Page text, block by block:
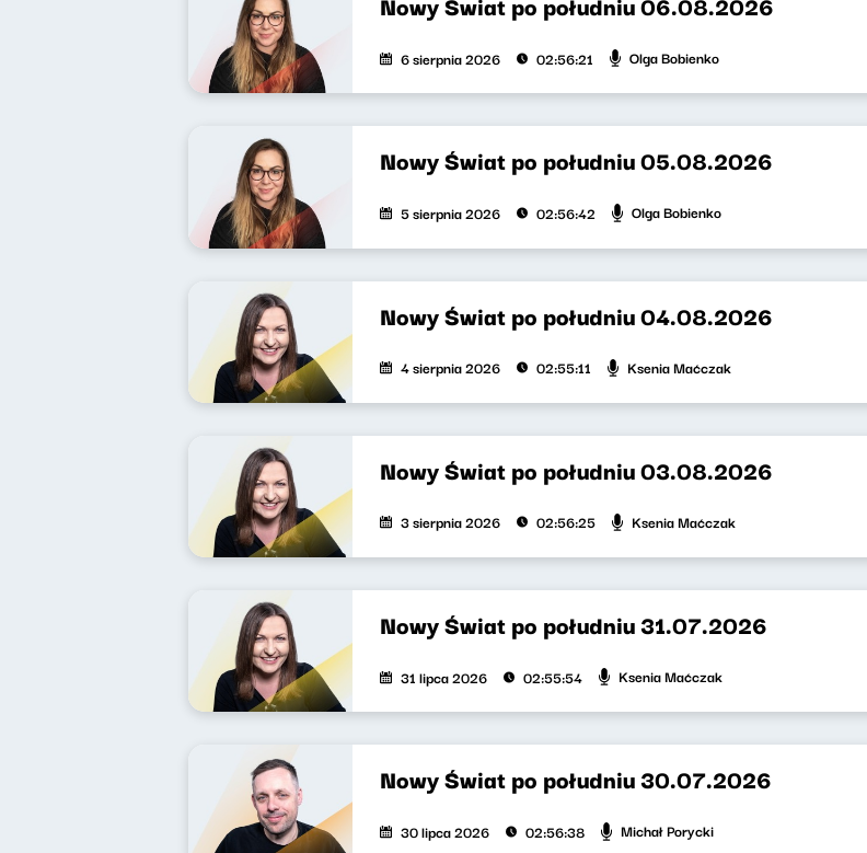
6 sierpnia 2026 02:56:21 Olga Bobienko
Nowy Świat po południu 05.08.2026
5 sierpnia 2026 02:56:42 Olga Bobienko
Nowy Świat po południu 04.08.2026
4 sierpnia 2026 02:55:11 Ksenia Maćczak
Nowy Świat po południu 03.08.2026
3 sierpnia 2026 02:56:25 Ksenia Maćczak
Nowy Świat po południu 31.07.2026
31 lipca 2026 02:55:54 Ksenia Maćczak
Nowy Świat po południu 30.07.2026
30 lipca 2026 02:56:38 Michał Porycki